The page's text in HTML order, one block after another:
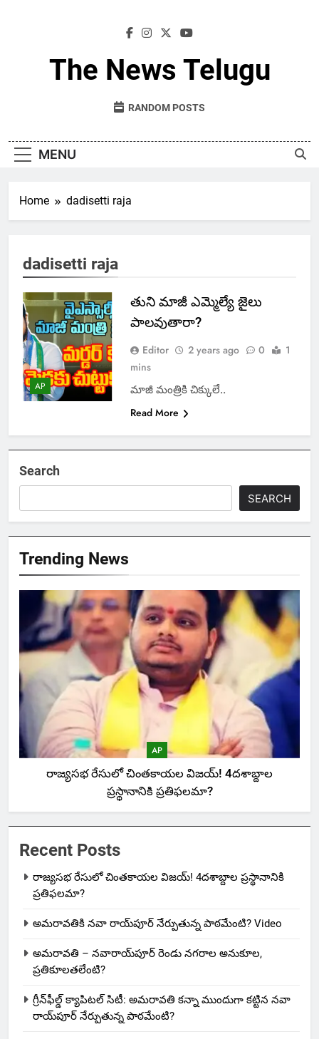
The News Telugu
RANDOM POSTS
MENU
Home dadisetti raja
dadisetti raja
AP
తుని మాజీ ఎమ్మెల్యే జైలు
పాలవుతారా?
Editor 2 years ago 0
1
mins
మాజీ మంత్రికి చిక్కులే..
Read More
Search
SEARCH
Trending News
AP
రాజ్యసభ రేసులో చింతకాయల విజయ్‌! 4దశాబ్దాల
ప్రస్థానానికి ప్రతిఫలమా?
Recent Posts
రాజ్యసభ రేసులో చింతకాయల విజయ్‌! 4దశాబ్దాల ప్రస్థానానికి
ప్రతిఫలమా?
అమరావతికి నవా రాయ్‌పూర్ నేర్పుతున్న పాఠమేంటి? Video
అమరావతి – నవారాయ్‌పూర్ రెండు నగరాల అనుకూల,
ప్రతికూలతలేంటి?
గ్రీన్‌ఫీల్డ్ క్యాపిటల్ సిటీ: అమరావతి కన్నా ముందుగా కట్టిన నవా
రాయ్‌పూర్ నేర్పుతున్న పాఠమేంటి?